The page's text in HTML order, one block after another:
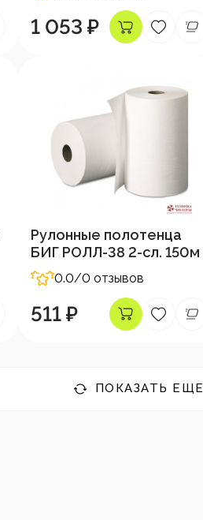
1 053 ₽
Рулонные полотенца
БИГ РОЛЛ-38 2-сл. 150м
0.0/0 отзывов
511 ₽
ПОКАЗАТЬ ЕЩЕ